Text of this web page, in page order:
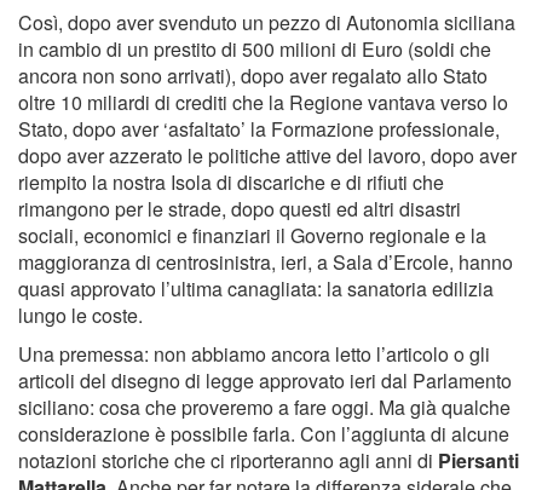
Così, dopo aver svenduto un pezzo di Autonomia siciliana
in cambio di un prestito di 500 milioni di Euro (soldi che
ancora non sono arrivati), dopo aver regalato allo Stato
oltre 10 miliardi di crediti che la Regione vantava verso lo
Stato, dopo aver ‘asfaltato’ la Formazione professionale,
dopo aver azzerato le politiche attive del lavoro, dopo aver
riempito la nostra Isola di discariche e di rifiuti che
rimangono per le strade, dopo questi ed altri disastri
sociali, economici e finanziari il Governo regionale e la
maggioranza di centrosinistra, ieri, a Sala d’Ercole, hanno
quasi approvato l’ultima canagliata: la sanatoria edilizia
lungo le coste.
Una premessa: non abbiamo ancora letto l’articolo o gli
articoli del disegno di legge approvato ieri dal Parlamento
siciliano: cosa che proveremo a fare oggi. Ma già qualche
considerazione è possibile farla. Con l’aggiunta di alcune
notazioni storiche che ci riporteranno agli anni di Piersanti